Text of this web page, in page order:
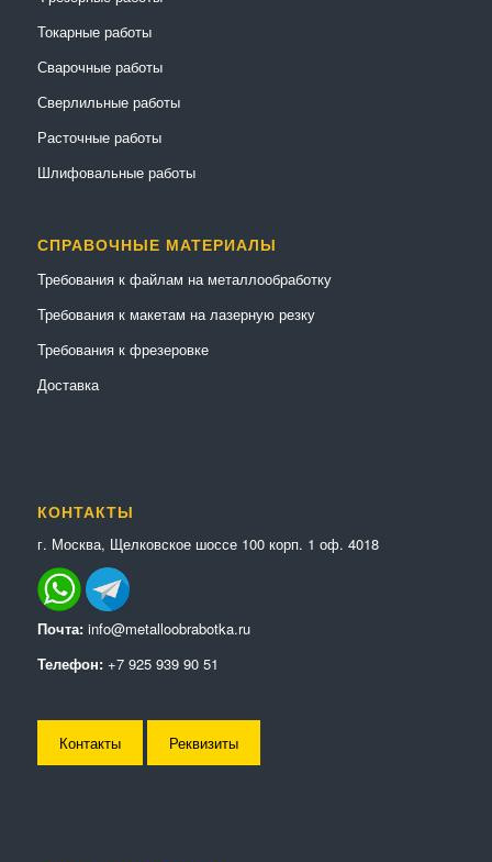
Токарные работы
Сварочные работы
Сверлильные работы
Расточные работы
Шлифовальные работы
СПРАВОЧНЫЕ МАТЕРИАЛЫ
Требования к файлам на металлообработку
Требования к макетам на лазерную резку
Требования к фрезеровке
Доставка
КОНТАКТЫ
г. Москва, Щелковское шоссе 100 корп. 1 оф. 4018
Почта: info@metalloobrabotka.ru
Телефон: +7 925 939 90 51
Контакты Реквизиты